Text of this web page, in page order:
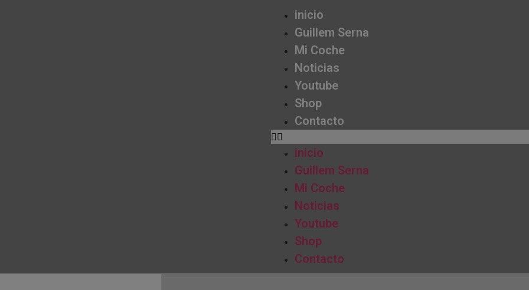
inicio
Guillem Serna
Mi Coche
Noticias
Youtube
Shop
Contacto
inicio
Guillem Serna
Mi Coche
Noticias
Youtube
Shop
Contacto